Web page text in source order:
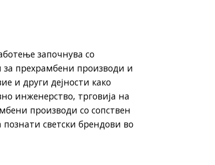
започнува со
прехрамбени производи и
и други дејности како
инженерство, трговија на
производи со сопствен
светски брендови во